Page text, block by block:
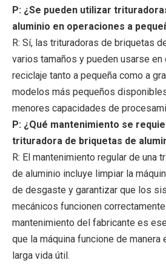
P: ¿Se pueden utilizar
aluminio en operaciones a
R: Sí, las trituradoras de briquetas
varios tamaños y pueden usarse
reciclaje tanto a pequeña como a
modelos más pequeños
menores capacidades de
P: ¿Qué mantenimiento se
trituradora de briquetas de
R: El mantenimiento regular de una
de aluminio incluye limpiar la
de desgaste y garantizar que los
mecánicos funcionen
mantenimiento del fabricante es
que la máquina funcione de manera
larga vida útil.